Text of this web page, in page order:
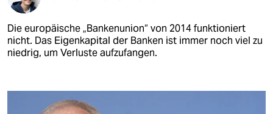
Die europäische „Bankenunion“ von 2014 funktioniert
nicht. Das Eigenkapital der Banken ist immer noch viel zu
niedrig, um Verluste aufzufangen.